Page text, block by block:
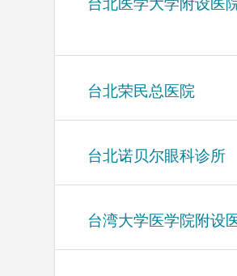
台北医学大学附设医
台北荣民总医院
台北诺贝尔眼科诊所
台湾大学医学院附设